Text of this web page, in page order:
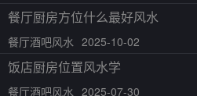
餐厅厨房方位什么最好风水
餐厅酒吧风水 2025-10-02
饭店厨房位置风水学
餐厅酒吧风水 2025-07-30